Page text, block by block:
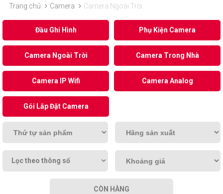
Trang chủ Camera Camera Ngoài Trời
Đầu Ghi Hình Phụ Kiện Camera
Camera Ngoài Trời Camera Trong Nhà
Camera IP Wifi Camera Analog
Gói Lắp Đặt Camera
Lọc theo thông số
CÒN HÀNG